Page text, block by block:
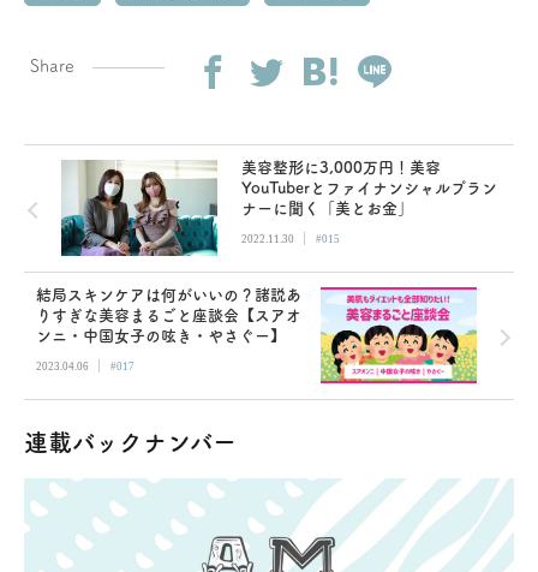
Share
美容整形に3,000万円！美容
YouTuberとファイナンシャルプラン
ナーに聞く「美とお金」
2022.11.30 | #015
結局スキンケアは何がいいの？諸説あ
りすぎな美容まるごと座談会【スアオ
ンニ・中国女子の呟き・やさぐー】
2023.04.06 | #017
連載バックナンバー